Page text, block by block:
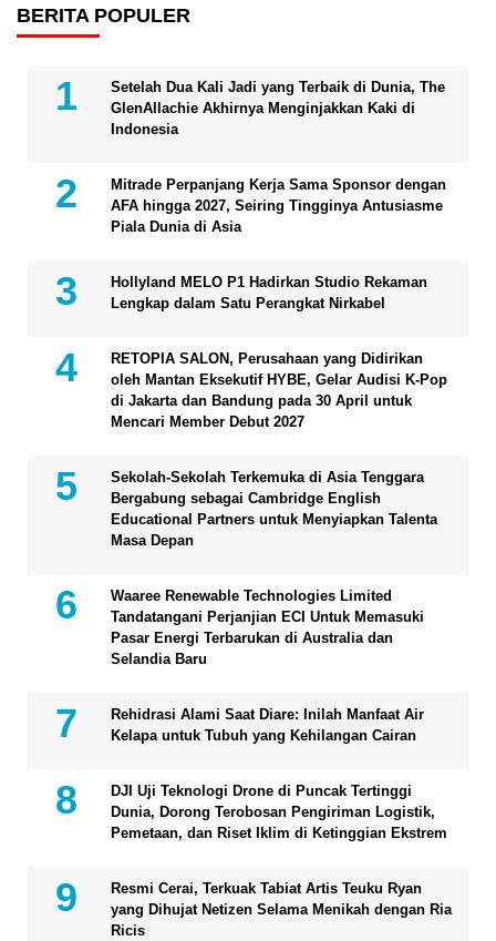
BERITA POPULER
Setelah Dua Kali Jadi yang Terbaik di Dunia, The
GlenAllachie Akhirnya Menginjakkan Kaki di
Indonesia
Mitrade Perpanjang Kerja Sama Sponsor dengan
AFA hingga 2027, Seiring Tingginya Antusiasme
Piala Dunia di Asia
Hollyland MELO P1 Hadirkan Studio Rekaman
Lengkap dalam Satu Perangkat Nirkabel
RETOPIA SALON, Perusahaan yang Didirikan
oleh Mantan Eksekutif HYBE, Gelar Audisi K-Pop
di Jakarta dan Bandung pada 30 April untuk
Mencari Member Debut 2027
Sekolah-Sekolah Terkemuka di Asia Tenggara
Bergabung sebagai Cambridge English
Educational Partners untuk Menyiapkan Talenta
Masa Depan
Waaree Renewable Technologies Limited
Tandatangani Perjanjian ECI Untuk Memasuki
Pasar Energi Terbarukan di Australia dan
Selandia Baru
Rehidrasi Alami Saat Diare: Inilah Manfaat Air
Kelapa untuk Tubuh yang Kehilangan Cairan
DJI Uji Teknologi Drone di Puncak Tertinggi
Dunia, Dorong Terobosan Pengiriman Logistik,
Pemetaan, dan Riset Iklim di Ketinggian Ekstrem
Resmi Cerai, Terkuak Tabiat Artis Teuku Ryan
yang Dihujat Netizen Selama Menikah dengan Ria
Ricis